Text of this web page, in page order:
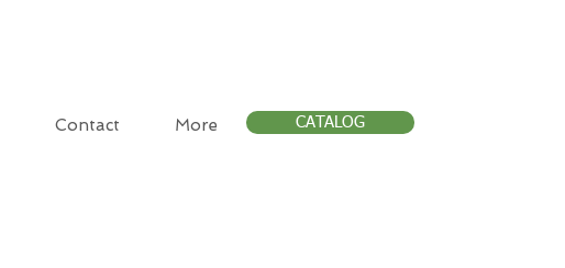
Contact More CATALOG